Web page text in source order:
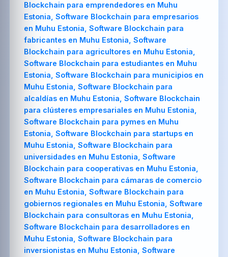
Blockchain para emprendedores en Muhu
Estonia, Software Blockchain para empresarios
en Muhu Estonia, Software Blockchain para
fabricantes en Muhu Estonia, Software
Blockchain para agricultores en Muhu Estonia,
Software Blockchain para estudiantes en Muhu
Estonia, Software Blockchain para municipios en
Muhu Estonia, Software Blockchain para
alcaldías en Muhu Estonia, Software Blockchain
para clústeres empresariales en Muhu Estonia,
Software Blockchain para pymes en Muhu
Estonia, Software Blockchain para startups en
Muhu Estonia, Software Blockchain para
universidades en Muhu Estonia, Software
Blockchain para cooperativas en Muhu Estonia,
Software Blockchain para cámaras de comercio
en Muhu Estonia, Software Blockchain para
gobiernos regionales en Muhu Estonia, Software
Blockchain para consultoras en Muhu Estonia,
Software Blockchain para desarrolladores en
Muhu Estonia, Software Blockchain para
inversionistas en Muhu Estonia, Software